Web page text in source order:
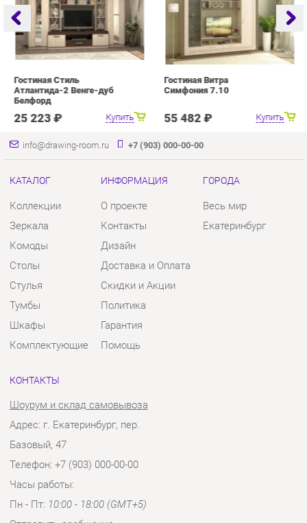
Купить
25 223 ₽ 55 482 ₽
info@drawing-room.ru +7 (903) 000-00-00
Коллекции
Зеркала
Столы
Шкафы
Комплектующие
О проекте
Контакты
Доставка и Оплата
Гарантия
Помощь
Весь мир
Екатеринбург
КОНТАКТЫ
Шоурум и склад самовывоза
Адрес: г. Екатеринбург, пер.
Базовый, 47
Телефон: +7 (903) 000-00-00
Пн - Пт:10:00 - 18:00 (GMT+5)
Отправить сообщение